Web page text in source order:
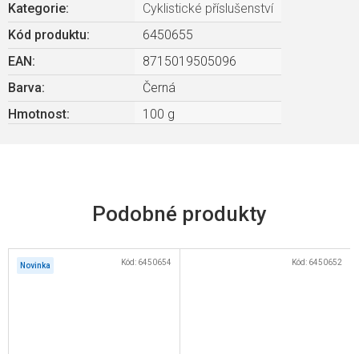
Kategorie:
Cyklistické příslušenství
Kód produktu:
6450655
EAN :
8715019505096
Barva:
Černá
Hmotnost: 100 g
Novinka Kód: 6450654 Kód: 6450652